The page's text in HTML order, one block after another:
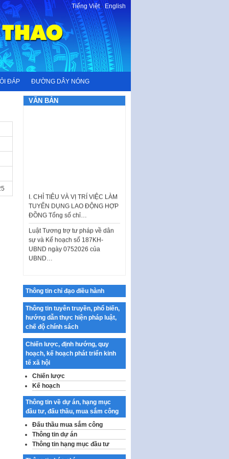
Tiếng Việt-English
ĐÁP ĐƯỜNG DÂY NÓNG
VĂN BẢN
TUYỂN DỤNG LAO ĐỘNG HỢP
ĐỒNG Tổng số chỉ…
sự và Kế hoạch số 187KH-
UBND ngày 0752026 của
UBND…
thành phố Hà Nội
chính luận về bảo vệ nền tảng tư
tưởng của Đảng…
Công bố công khai dự toán kinh
phí xây dựng pháp luật, hoàn
thiện thể chế, chính…
Quy định về nghiên cứu, ứng
dụng khoa học, công nghệ, đổi
mới sáng tạo và chuyển…
Quy định chi tiết và hướng dẫn
thi hành một số điều của Luật Lý
lịch tư…
Sửa đổi, bổ sung một số nội
dung tại Nghị quyết số 30/NQ-
CP ngày 24 tháng 02…
Thông tin chỉ đạo điều hành
Thông tin tuyên truyền, phổ biến,
hướng dẫn thực hiện pháp luật,
chế độ chính sách
Chiến lược, định hướng, quy
hoạch, kế hoạch phát triển kinh
tế xã hội
Chiến lược
Kế hoạch
Thông tin về dự án, hạng mục
đầu tư, đấu thầu, mua sắm công
Đấu thầu mua sắm công
Thông tin dự án
Thông tin hạng mục đầu tư